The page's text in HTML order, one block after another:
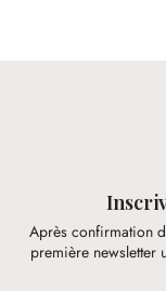
Après confirmation
première newsletter